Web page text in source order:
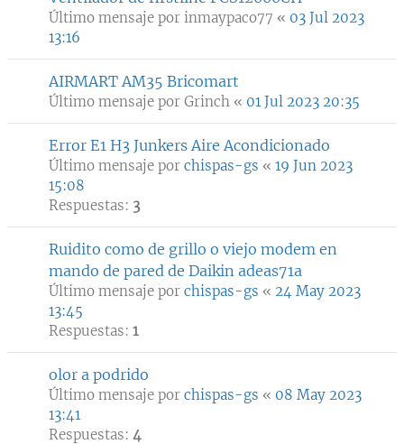
Último mensaje por inmaypaco77 « 03 Jul 2023
13:16
AIRMART AM35 Bricomart
Último mensaje por Grinch « 01 Jul 2023 20:35
Error E1 H3 Junkers Aire Acondicionado
Último mensaje por chispas-gs « 19 Jun 2023
15:08
Respuestas: 3
Ruidito como de grillo o viejo modem en
mando de pared de Daikin adeas71a
Último mensaje por chispas-gs « 24 May 2023
13:45
Respuestas: 1
olor a podrido
Último mensaje por chispas-gs « 08 May 2023
13:41
Respuestas: 4